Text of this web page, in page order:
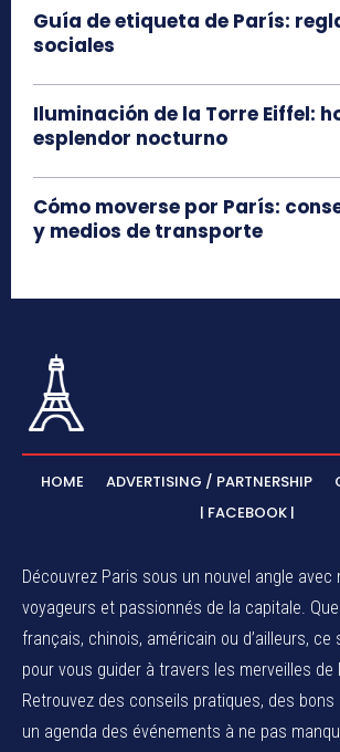
Guía de etiqueta de París:
sociales
Iluminación de la Torre Eiffel:
esplendor nocturno
Cómo moverse por París:
y medios de transporte
HOME ADVERTISING / PARTNERSHIP
| FACEBOOK |
Découvrez Paris sous un nouvel angle avec
voyageurs et passionnés de la capitale.
français, chinois, américain ou d’ailleurs,
pour vous guider à travers les merveilles de
Retrouvez des conseils pratiques, des
un agenda des événements à ne pas